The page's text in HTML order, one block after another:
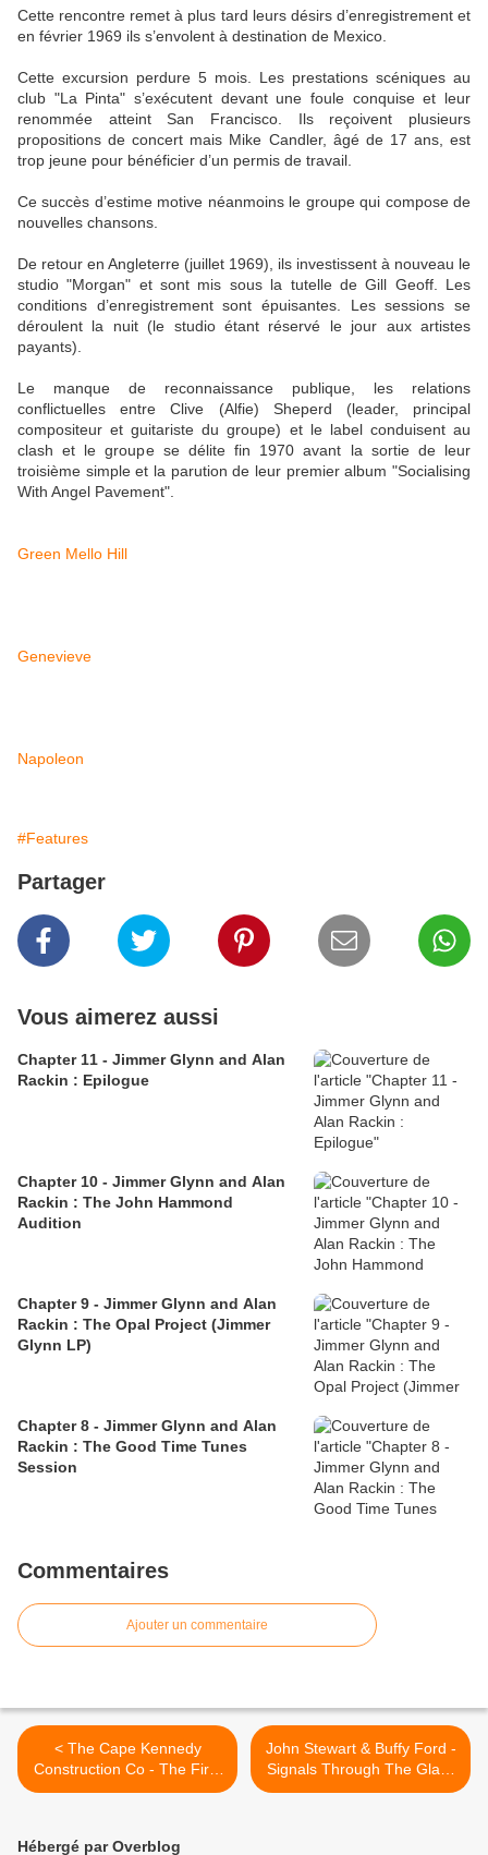
Cette rencontre remet à plus tard leurs désirs d’enregistrement et
en février 1969 ils s’envolent à destination de Mexico.
Cette excursion perdure 5 mois. Les prestations scéniques au
club "La Pinta" s’exécutent devant une foule conquise et leur
renommée atteint San Francisco. Ils reçoivent plusieurs
propositions de concert mais Mike Candler, âgé de 17 ans, est
trop jeune pour bénéficier d’un permis de travail.
Ce succès d’estime motive néanmoins le groupe qui compose de
nouvelles chansons.
De retour en Angleterre (juillet 1969), ils investissent à nouveau le
studio "Morgan" et sont mis sous la tutelle de Gill Geoff. Les
conditions d’enregistrement sont épuisantes. Les sessions se
déroulent la nuit (le studio étant réservé le jour aux artistes
payants).
Le manque de reconnaissance publique, les relations
conflictuelles entre Clive (Alfie) Sheperd (leader, principal
compositeur et guitariste du groupe) et le label conduisent au
clash et le groupe se délite fin 1970 avant la sortie de leur
troisième simple et la parution de leur premier album "Socialising
With Angel Pavement".
Green Mello Hill
Genevieve
Napoleon
#Features
Partager
Vous aimerez aussi
Chapter 11 - Jimmer Glynn and Alan
Rackin : Epilogue
Chapter 10 - Jimmer Glynn and Alan
Rackin : The John Hammond
Audition
Chapter 9 - Jimmer Glynn and Alan
Rackin : The Opal Project (Jimmer
Glynn LP)
Chapter 8 - Jimmer Glynn and Alan
Rackin : The Good Time Tunes
Session
Commentaires
Ajouter un commentaire
< The Cape Kennedy
Construction Co - The First
Step On The Moon
John Stewart & Buffy Ford -
Signals Through The Glass
(1968) >
Hébergé par Overblog